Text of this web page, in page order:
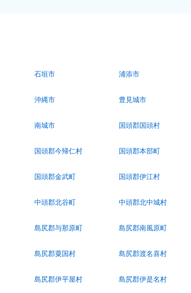
石垣市 浦添市
沖縄市 豊見城市
南城市 国頭郡国頭村
国頭郡今帰仁村 国頭郡本部町
国頭郡金武町 国頭郡伊江村
中頭郡北谷町 中頭郡北中城村
島尻郡与那原町 島尻郡南風原町
島尻郡粟国村 島尻郡渡名喜村
島尻郡伊平屋村 島尻郡伊是名村